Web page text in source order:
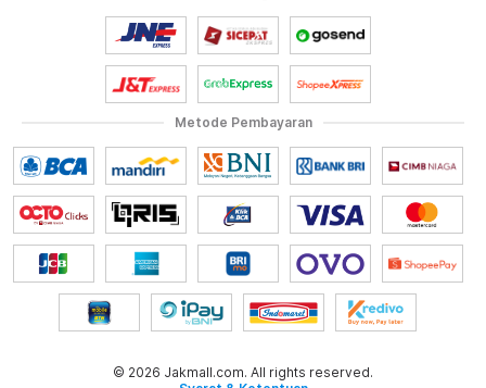
Metode Pembayaran
© 2026 Jakmall.com. All rights reserved.